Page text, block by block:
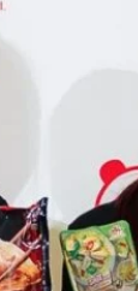
(การใช้